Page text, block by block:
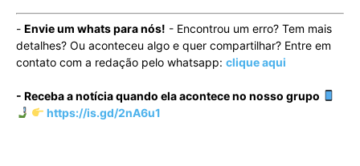
- Envie um whats para nós! - Encontrou um erro? Tem mais
detalhes? Ou aconteceu algo e quer compartilhar? Entre em
contato com a redação pelo whatsapp: clique aqui
- Receba a notícia quando ela acontece no nosso grupo
https://is.gd/2nA6u1